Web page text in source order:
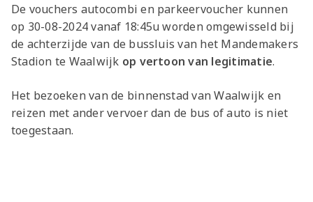
De vouchers autocombi en parkeervoucher kunnen
op 30-08-2024 vanaf 18:45u worden omgewisseld bij
de achterzijde van de bussluis van het Mandemakers
Stadion te Waalwijk op vertoon van legitimatie.
Het bezoeken van de binnenstad van Waalwijk en
reizen met ander vervoer dan de bus of auto is niet
toegestaan.